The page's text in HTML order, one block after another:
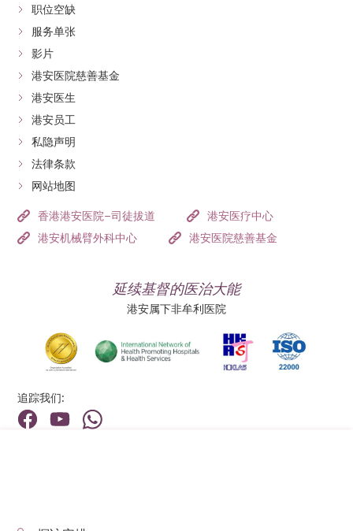
职位空缺
服务单张
影片
港安医院慈善基金
港安医生
港安员工
私隐声明
法律条款
网站地图
香港港安医院–司徒拔道
港安医疗中心
港安机械臂外科中心
港安医院慈善基金
延续基督的医治大能
港安属下非牟利医院
追踪我们: